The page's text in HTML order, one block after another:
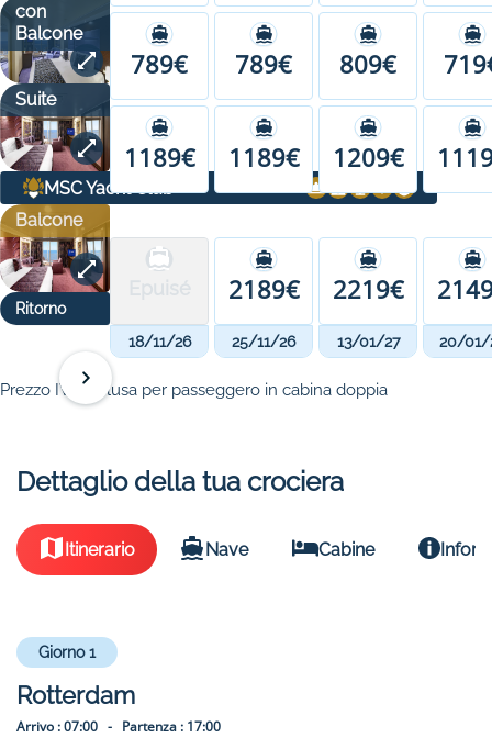
con
Balcone
Suite
MSC Yacht Club
Balcone
Ritorno
789€ 789€ 809€
1189€ 1189€ 1209€
2189€ 2219€
18/11/26 25/11/26 13/01/27 20/01/
Prezzo IVA inclusa per passeggero in cabina doppia
Dettaglio della tua crociera
Itinerario Nave Cabine
Giorno 1
Rotterdam
Arrivo :07:00 - Partenza : 17:00